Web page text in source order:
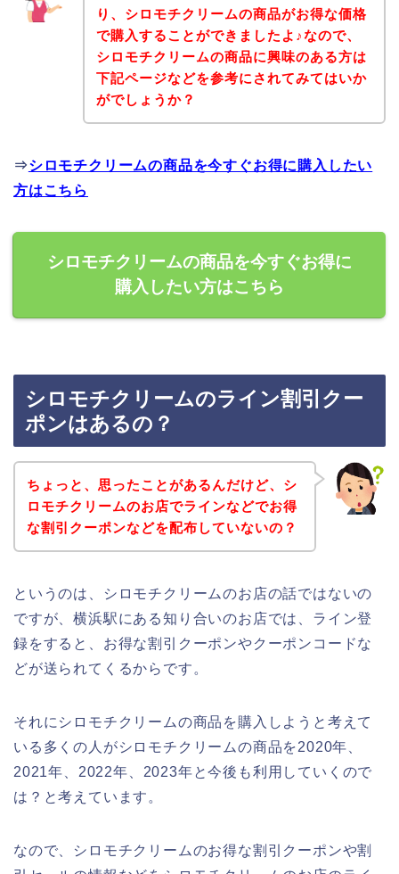
り、シロモチクリームの商品がお得な価格
で購入することができましたよ♪なので、
シロモチクリームの商品に興味のある方は
下記ページなどを参考にされてみてはいか
がでしょうか？
⇒シロモチクリームの商品を今すぐお得に購入したい
方はこちら
シロモチクリームの商品を今すぐお得に
購入したい方はこちら
シロモチクリームのライン割引クー
ポンはあるの？
ちょっと、思ったことがあるんだけど、シ
ロモチクリームのお店でラインなどでお得
な割引クーポンなどを配布していないの？
というのは、シロモチクリームのお店の話ではないの
ですが、横浜駅にある知り合いのお店では、ライン登
録をすると、お得な割引クーポンやクーポンコードな
どが送られてくるからです。
それにシロモチクリームの商品を購入しようと考えて
いる多くの人がシロモチクリームの商品を2020年、
2021年、2022年、2023年と今後も利用していくので
は？と考えています。
なので、シロモチクリームのお得な割引クーポンや割